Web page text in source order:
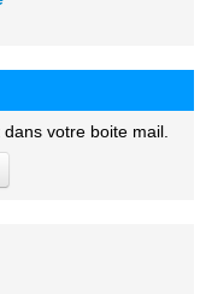
votre boite mail.